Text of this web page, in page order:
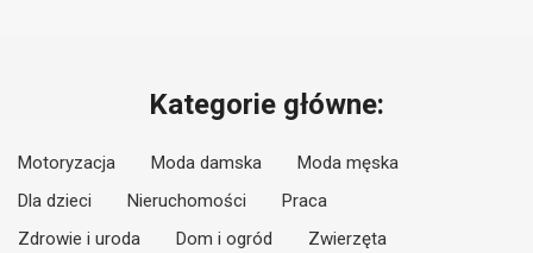
Kategorie główne:
Motoryzacja Moda damska
Moda męska
Dla dzieci
Nieruchomości
Praca
Zdrowie i uroda
Dom i ogród
Zwierzęta